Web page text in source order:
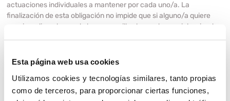
Esta página web usa cookies
Utilizamos cookies y tecnologías similares, tanto propias
como de terceros, para proporcionar ciertas funciones,
actuaciones individuales a mantener por cada uno/a. La
finalización de esta obligación no impide que si alguno/a quiere
seguir realizando uso de las mascarillas lo pueda seguir haciendo.
Tamaraceite sea un espacio lo más seguro posible.
Asimismo le informamos, que también a partir del 20 de abril, el uso
de la ludoteca recupera la edad habitual de ese espacio, de 3 a 10